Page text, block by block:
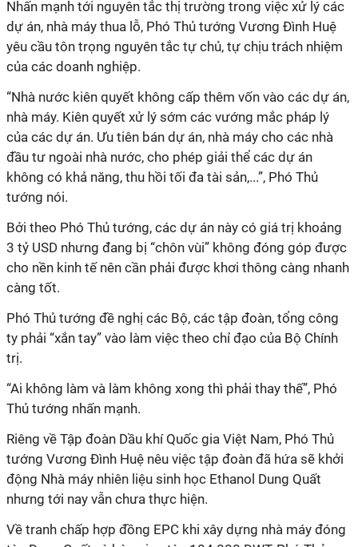
Nhấn mạnh tới nguyên tắc thị trường trong việc xử lý các
dự án, nhà máy thua lỗ, Phó Thủ tướng Vương Đình Huệ
yêu cầu tôn trọng nguyên tắc tự chủ, tự chịu trách nhiệm
của các doanh nghiệp.
“Nhà nước kiên quyết không cấp thêm vốn vào các dự án,
nhà máy. Kiên quyết xử lý sớm các vướng mắc pháp lý
của các dự án. Ưu tiên bán dự án, nhà máy cho các nhà
đầu tư ngoài nhà nước, cho phép giải thể các dự án
không có khả năng, thu hồi tối đa tài sản,...”, Phó Thủ
tướng nói.
Bởi theo Phó Thủ tướng, các dự án này có giá trị khoảng
3 tỷ USD nhưng đang bị “chôn vùi” không đóng góp được
cho nền kinh tế nên cần phải được khơi thông càng nhanh
càng tốt.
Phó Thủ tướng đề nghị các Bộ, các tập đoàn, tổng công
ty phải “xắn tay” vào làm việc theo chỉ đạo của Bộ Chính
trị.
“Ai không làm và làm không xong thì phải thay thế”, Phó
Thủ tướng nhấn mạnh.
Riêng về Tập đoàn Dầu khí Quốc gia Việt Nam, Phó Thủ
tướng Vương Đình Huệ nêu việc tập đoàn đã hứa sẽ khởi
động Nhà máy nhiên liệu sinh học Ethanol Dung Quất
nhưng tới nay vẫn chưa thực hiện.
Về tranh chấp hợp đồng EPC khi xây dựng nhà máy đóng